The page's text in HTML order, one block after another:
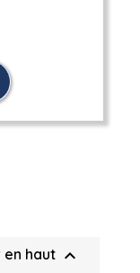
en haut 